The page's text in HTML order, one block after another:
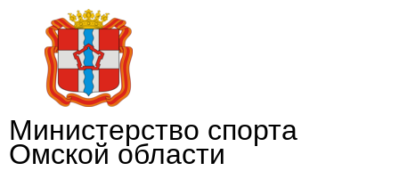
Перейти к основному содержанию
Министерство спорта
Омской области